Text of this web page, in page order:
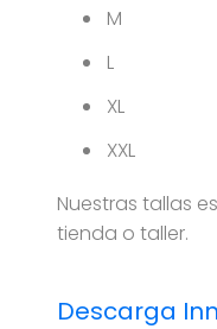
M
L
XL
XXL
Nuestras tallas
tienda o taller.
Descarga